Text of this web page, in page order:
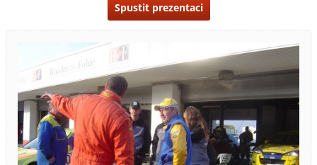
Spustit prezentaci